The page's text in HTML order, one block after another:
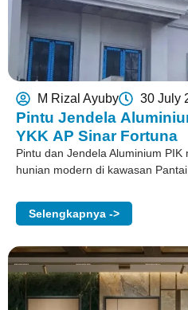
M Rizal Ayuby 30 July
Pintu Jendela
YKK AP Sinar Fortuna
Pintu dan Jendela Aluminium
hunian modern di kawasan
Selengkapnya ->